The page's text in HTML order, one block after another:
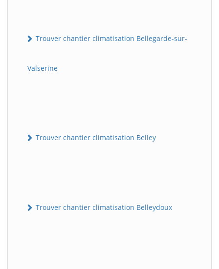
Trouver chantier climatisation Bellegarde-sur-
Valserine
Trouver chantier climatisation Belley
Trouver chantier climatisation Belleydoux